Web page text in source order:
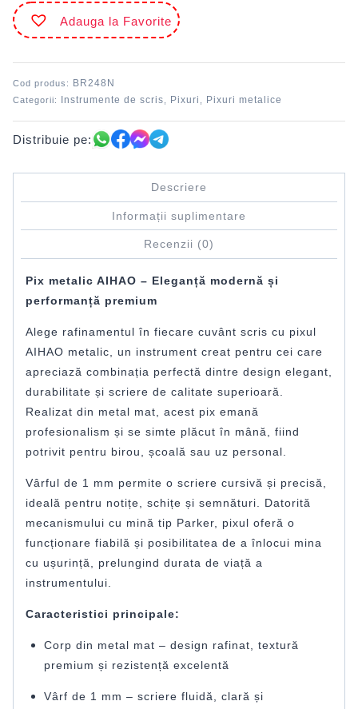
Negru
AIHAO
BR248N
Adauga la Favorite
Cod produs: BR248N
Categorii: Instrumente de scris, Pixuri , Pixuri metalice
Distribuie pe:
Descriere
Informații suplimentare
Recenzii (0)
Pix metalic AIHAO – Eleganță modernă și
performanță premium
Alege rafinamentul în fiecare cuvânt scris cu pixul
AIHAO metalic, un instrument creat pentru cei care
apreciază combinația perfectă dintre design elegant,
durabilitate și scriere de calitate superioară.
Realizat din metal mat, acest pix emană
profesionalism și se simte plăcut în mână, fiind
potrivit pentru birou, școală sau uz personal.
Vârful de 1 mm permite o scriere cursivă și precisă,
ideală pentru notițe, schițe și semnături. Datorită
mecanismului cu mină tip Parker, pixul oferă o
funcționare fiabilă și posibilitatea de a înlocui mina
cu ușurință, prelungind durata de viață a
instrumentului.
Caracteristici principale:
Corp din metal mat – design rafinat, textură
premium și rezistență excelentă
Vârf de 1 mm – scriere fluidă, clară și